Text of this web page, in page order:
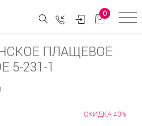
0
ПЛАЩЕВОЕ
5-231-1
СКИДКА 40%